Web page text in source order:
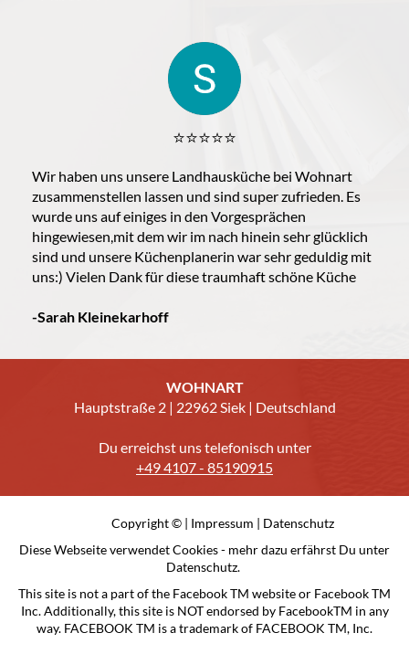
⭐️⭐️⭐️⭐️⭐️
Wir haben uns unsere Landhausküche bei Wohnart
zusammenstellen lassen und sind super zufrieden. Es
wurde uns auf einiges in den Vorgesprächen
hingewiesen,mit dem wir im nach hinein sehr glücklich
sind und unsere Küchenplanerin war sehr geduldig mit
uns:) Vielen Dank für diese traumhaft schöne Küche
-Sarah Kleinekarhoff
WOHNART
Hauptstraße 2 | 22962 Siek | Deutschland
Du erreichst uns telefonisch unter
+49 4107 - 85190915
Copyright © | Impressum | Datenschutz
Diese Webseite verwendet Cookies - mehr dazu erfährst Du unter
Datenschutz.
This site is not a part of the Facebook TM website or Facebook TM
Inc. Additionally, this site is NOT endorsed by FacebookTM in any
way. FACEBOOK TM is a trademark of FACEBOOK TM, Inc.